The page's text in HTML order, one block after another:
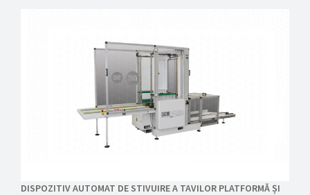
DISPOZITIV AUTOMAT DE STIVUIRE A TAVILOR PLATFORMĂ ȘI